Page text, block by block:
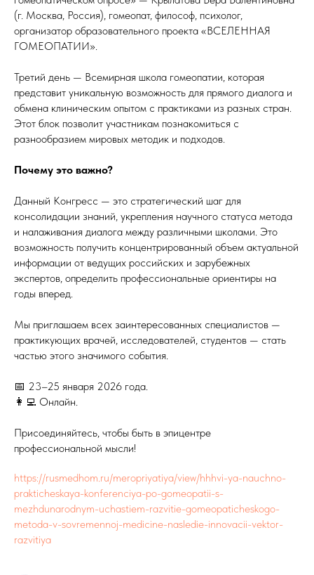
(г. Москва, Россия), гомеопат, философ, психолог,
организатор образовательного проекта «ВСЕЛЕННАЯ
ГОМЕОПАТИИ».
Третий день — Всемирная школа гомеопатии, которая
представит уникальную возможность для прямого диалога и
обмена клиническим опытом с практиками из разных стран.
Этот блок позволит участникам познакомиться с
разнообразием мировых методик и подходов.
Почему это важно?
Данный Конгресс — это стратегический шаг для
консолидации знаний, укрепления научного статуса метода
и налаживания диалога между различными школами. Это
возможность получить концентрированный объем актуальной
информации от ведущих российских и зарубежных
экспертов, определить профессиональные ориентиры на
годы вперед.
Мы приглашаем всех заинтересованных специалистов —
практикующих врачей, исследователей, студентов — стать
частью этого значимого события.
📅 23–25 января 2026 года.
👩‍💻 Онлайн.
Присоединяйтесь, чтобы быть в эпицентре
профессиональной мысли!
https://rusmedhom.ru/meropriyatiya/view/hhhvi-ya-nauchno-
prakticheskaya-konferenciya-po-gomeopatii-s-
mezhdunarodnym-uchastiem-razvitie-gomeopaticheskogo-
metoda-v-sovremennoj-medicine-nasledie-innovacii-vektor-
razvitiya